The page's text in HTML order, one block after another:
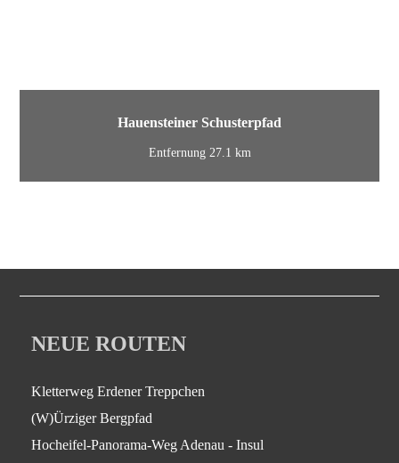
Hauensteiner Schusterpfad
Entfernung 27.1 km
NEUE ROUTEN
Kletterweg Erdener Treppchen
(W)Ürziger Bergpfad
Hocheifel-Panorama-Weg Adenau - Insul